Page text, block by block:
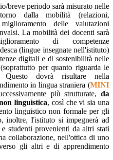
breve periodo sarà misurato nelle
dalla mobilità (relazioni,
delle valutazioni
La mobilità dei docenti sarà
di competenze
(lingue insegnate nell'istituto)
digitali e di sostenibilità nelle
per quanto riguarda le
Questo dovrà risultare nella
in lingua straniera (MINI
più strutturate, da
linguistica, così che vi sia una
linguistico non formale per gli
l'istituto si impegnerà ad
studenti provenienti da altri stati
collaborazione, nell'ottica di uno
gli altri e di apprendimento